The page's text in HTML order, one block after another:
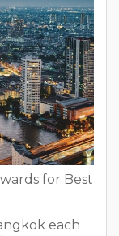
for Best
each